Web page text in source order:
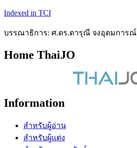
Indexed in TCI
บรรณาธิการ: ศ.ดร.ดารุณี จงอุดมการณ์
Home ThaiJO
Information
สำหรับผู้อ่าน
สำหรับผู้แต่ง